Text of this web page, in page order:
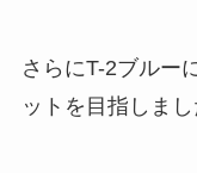
さらにT-2ブルー
ットを目指しまし